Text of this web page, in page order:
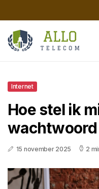
Internet
Hoe stel ik
15 november 2025 2